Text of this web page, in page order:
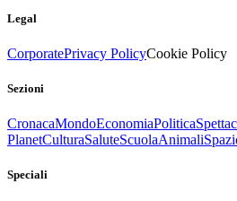
Legal
CorporatePrivacy PolicyCookie Policy
Sezioni
CronacaMondoEconomiaPolitica
PlanetCulturaSaluteScuolaAnimali
Speciali